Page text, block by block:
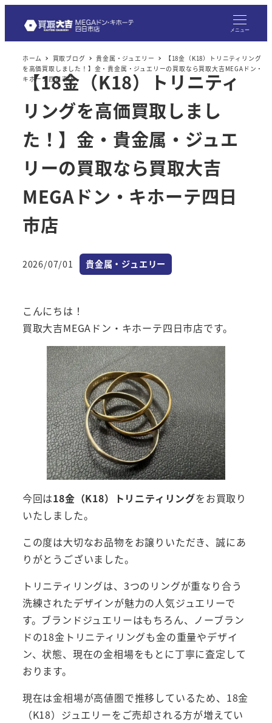
メニュー
ホーム 買取ブログ 貴金属・ジュエリー
【18金（K18）トリニティリング
を高価買取しました！】金・貴金属・ジュエリーの買取なら買取大吉MEGAドン・
キホーテ四日市店
【18金（K18）トリニティ
リングを高価買取しまし
た！】金・貴金属・ジュエ
リーの買取なら買取大吉
MEGAドン・キホーテ四日
市店
投稿日
2026/07/01 カテゴリー
貴金属・ジュエリー
こんにちは！
買取大吉MEGAドン・キホーテ四日市店です。
今回は18金（K18）トリニティリングをお買取り
いたしました。
この度は大切なお品物をお譲りいただき、誠にあ
りがとうございました。
トリニティリングは、3つのリングが重なり合う
洗練されたデザインが魅力の人気ジュエリーで
す。ブランドジュエリーはもちろん、ノーブラン
ドの18金トリニティリングも金の重量やデザイ
ン、状態、現在の金相場をもとに丁寧に査定して
おります。
現在は金相場が高値圏で推移しているため、18金
（K18）ジュエリーをご売却される方が増えてい